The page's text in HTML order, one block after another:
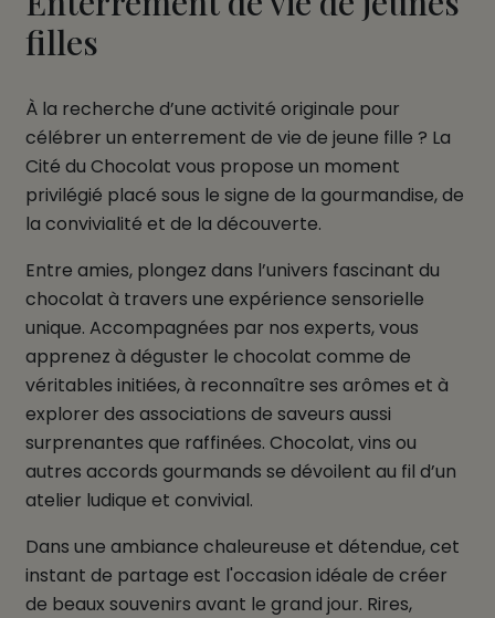
filles
À la recherche d’une activité originale pour
célébrer un enterrement de vie de jeune fille ? La
Cité du Chocolat vous propose un moment
privilégié placé sous le signe de la gourmandise, de
la convivialité et de la découverte.
Entre amies, plongez dans l’univers fascinant du
chocolat à travers une expérience sensorielle
unique. Accompagnées par nos experts, vous
apprenez à déguster le chocolat comme de
véritables initiées, à reconnaître ses arômes et à
explorer des associations de saveurs aussi
surprenantes que raffinées. Chocolat, vins ou
autres accords gourmands se dévoilent au fil d’un
atelier ludique et convivial.
Dans une ambiance chaleureuse et détendue, cet
instant de partage est l'occasion idéale de créer
de beaux souvenirs avant le grand jour. Rires,